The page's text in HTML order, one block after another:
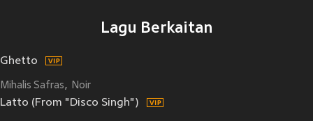
Lagu Berkaitan
Ghetto
Mihalis Safras Noir
Latto (From "Disco Singh")